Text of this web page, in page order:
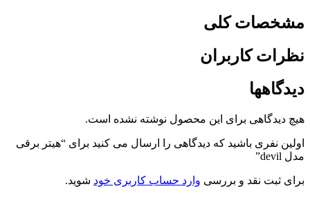
مشخصات کلی
نظرات کاربران
دیدگاهها
هیچ دیدگاهی برای این محصول نوشته نشده است.
اولین نفری باشید که دیدگاهی را ارسال می کنید برای “هیتر برقی
مدل devil”
برای ثبت نقد و بررسی وارد حساب کاربری خود شوید.